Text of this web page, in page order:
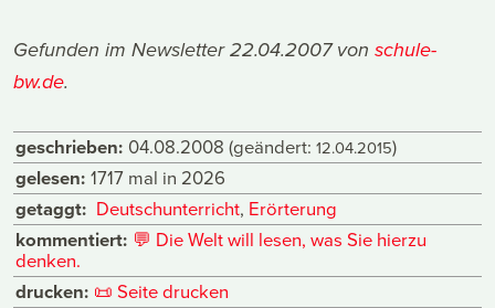
Gefunden im Newsletter 22.04.2007 von schule-
bw.de.
geschrieben: 04.08.2008 (geändert: 12.04.2015)
gelesen: 1717 mal in 2026
getaggt: Deutschunterricht, Erörterung
kommentiert: 💬 Die Welt will lesen, was Sie hierzu
denken.
drucken: 📜 Seite drucken